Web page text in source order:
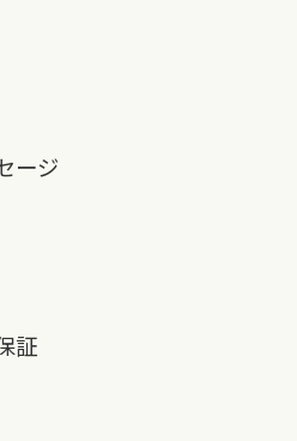
ージ
証